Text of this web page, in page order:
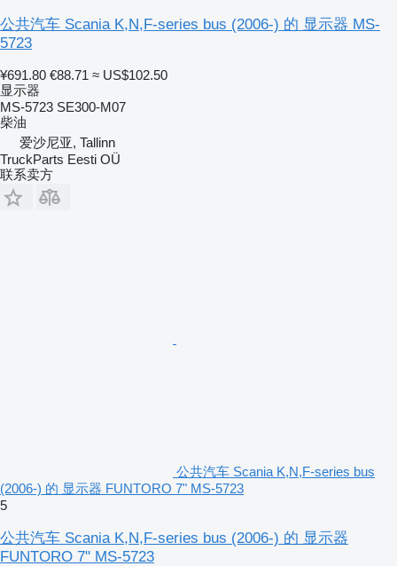
公共汽车 Scania K,N,F-series bus (2006-) 的 显示器 MS-
5723
¥691.80 €88.71 ≈ US$102.50
显示器
MS-5723 SE300-M07
柴油
爱沙尼亚, Tallinn
TruckParts Eesti OÜ
联系卖方
公共汽车 Scania K,N,F-series bus
(2006-) 的 显示器 FUNTORO 7" MS-5723
5
公共汽车 Scania K,N,F-series bus (2006-) 的 显示器
FUNTORO 7" MS-5723